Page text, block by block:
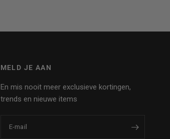
MELD JE AAN
En mis nooit meer exclusieve kortingen,
trends en nieuwe items
E‑mail